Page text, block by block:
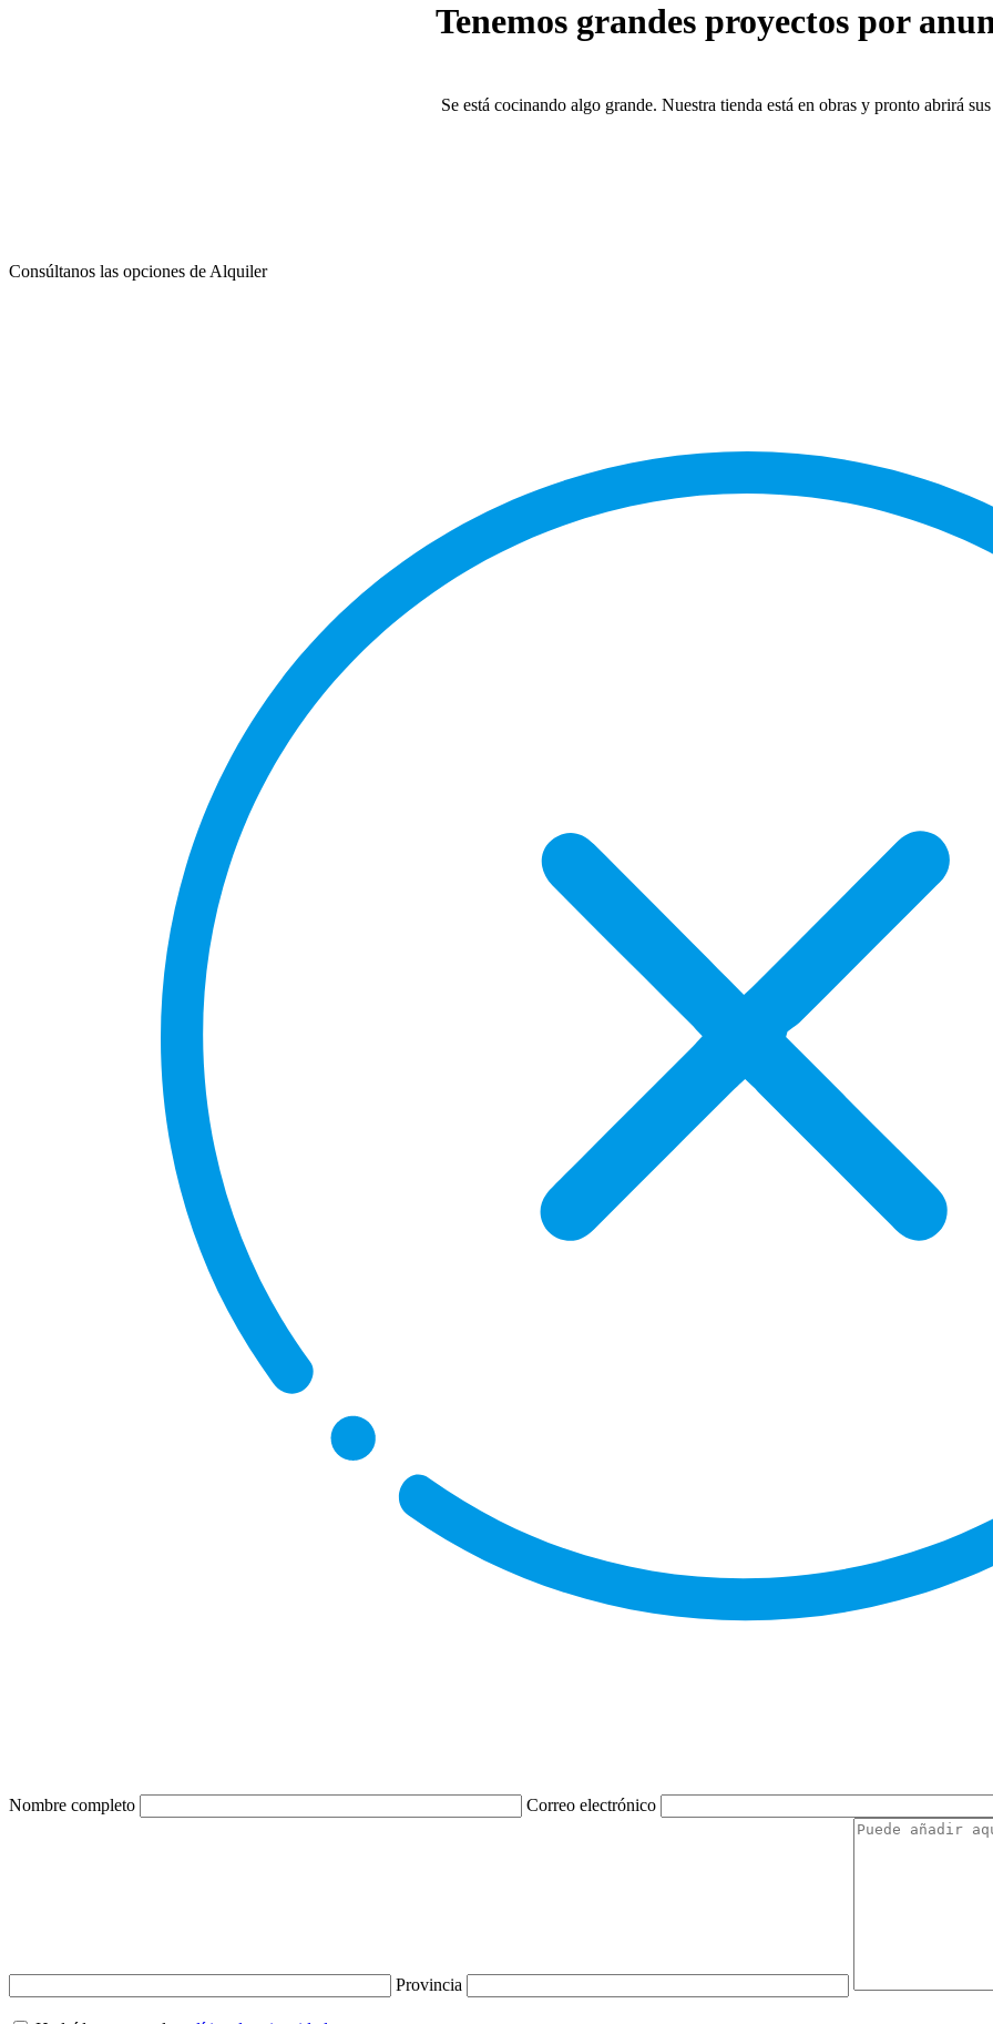
Tenemos grandes proyectos por
Se está cocinando algo grande. Nuestra tienda está en obras y pronto abrirá
Consúltanos las opciones de Alquiler
Nombre completo Correo electrónico
Provincia